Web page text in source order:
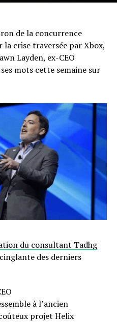
de la concurrence
la crise traversée par Xbox,
Layden, ex-CEO
mots cette semaine sur
du consultant Tadhg
des derniers
à l’ancien
projet Helix